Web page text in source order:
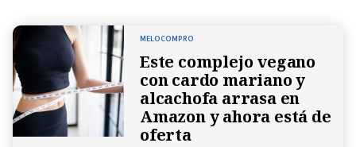
MELOCOMPRO
Este complejo vegano
con cardo mariano y
alcachofa arrasa en
Amazon y ahora está de
oferta